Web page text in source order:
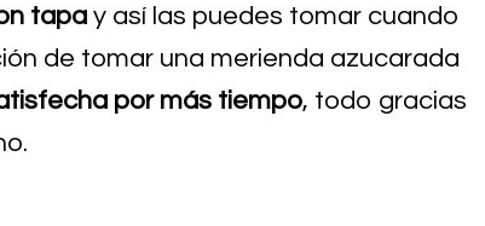
tapa y así las puedes tomar cuando
de tomar una merienda azucarada
por más tiempo, todo gracias